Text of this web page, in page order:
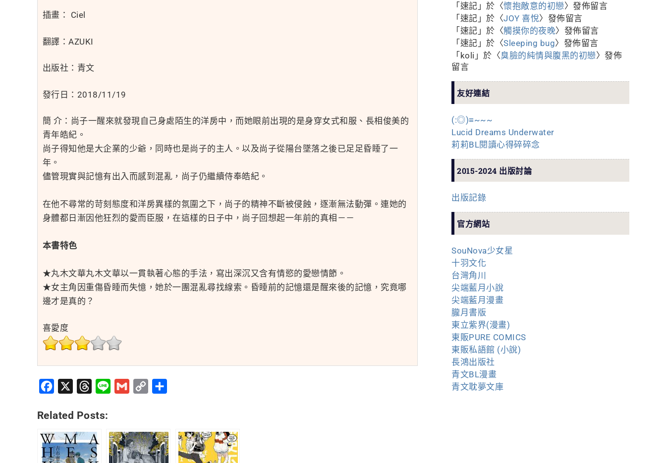
插畫： Ciel
翻譯：AZUKI
出版社：青文
發行日：2018/11/19
簡 介：尚子一醒來就發現自己身處陌生的洋房中，而她眼前出現的是身穿女式和服、長相俊美的
青年皓紀。
尚子得知他是大企業的少爺，同時也是尚子的主人。以及尚子從陽台墜落之後已足足昏睡了一
年。
儘管現實與記憶有出入而感到混亂，尚子仍繼續侍奉皓紀。
在他不尋常的苛刻態度和洋房異樣的氛圍之下，尚子的精神不斷被侵蝕，逐漸無法動彈。連她的
身體都日漸因他狂烈的愛而臣服，在這樣的日子中，尚子回想起一年前的真相－－
本書特色
★丸木文華丸木文華以一貫執著心態的手法，寫出深沉又含有情慾的愛戀情節。
★女主角因重傷昏睡而失憶，她於一團混亂尋找線索。昏睡前的記憶還是醒來後的記憶，究竟哪
邊才是真的？
喜愛度
Facebook Threads
Line Gmail
Copy
Related Posts:
「速記 」於〈懷抱敵意的初戀〉發佈留言
「速記 」於〈JOY 喜悅〉發佈留言
「速記 」於〈觸摸你的夜晚〉發佈留言
「速記 」於〈Sleeping bug〉發佈留言
「koli 」於〈臭臉的純情與腹黑的初戀〉發佈
留言
友好連結
(:◎)≡~~~
Lucid Dreams Underwater
莉莉BL閱讀心得碎碎念
2015-2024 出版討論
出版記錄
官方網站
SouNova少女星
十羽文化
台灣角川
尖端藍月小說
尖端藍月漫畫
朧月書版
東立紫界(漫畫)
東販PURE COMICS
東販私語館 (小說)
長鴻出版社
青文BL漫畫
青文耽夢文庫